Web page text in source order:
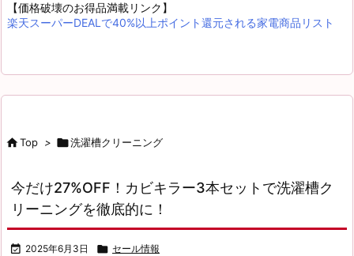
【価格破壊のお得品満載リンク】
楽天スーパーDEALで40%以上ポイント還元される家電商品リスト
Top > 洗濯槽クリーニング
今だけ27%OFF！カビキラー3本セットで洗濯槽ク
リーニングを徹底的に！
 2025年6月3日  セール情報